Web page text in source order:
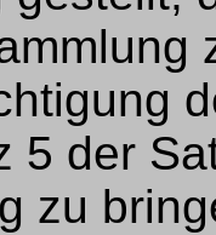
5 der
zu